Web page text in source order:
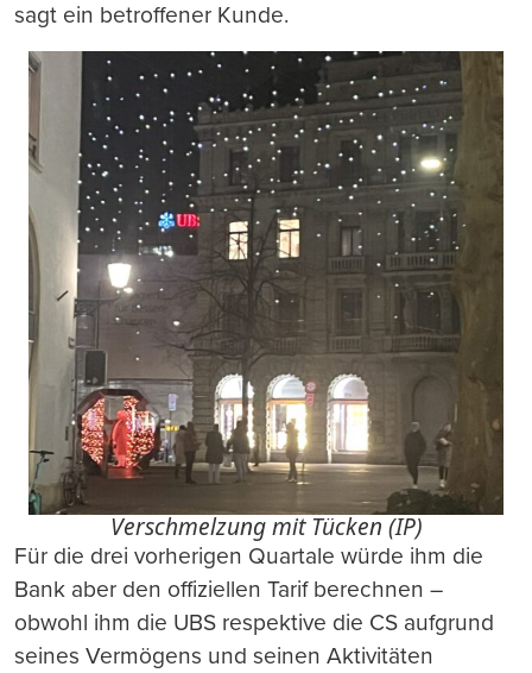
sagt ein betroffener Kunde.
Verschmelzung mit Tücken (IP)
Für die drei vorherigen Quartale würde ihm die
Bank aber den offiziellen Tarif berechnen –
obwohl ihm die UBS respektive die CS aufgrund
seines Vermögens und seinen Aktivitäten